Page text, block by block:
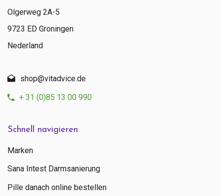
Schnell navigieren
Marken
Sana Intest Darmsanierung
Pille danach online bestellen
Olgerweg 2A-5
9723 ED Groningen
Nederland
shop@vitadvice.de
+ 31 (0)85 13 00 990